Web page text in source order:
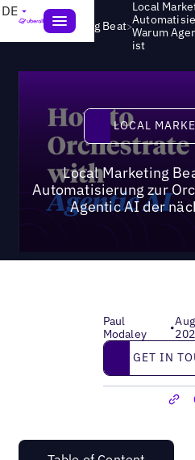
DE
Local Marketing Beat>
Local
Warum
ist
LOCAL
Local Marketing
Automatisierung zur
Agentic AI der
Paul
Modaley
•
Get in touch
GET IN